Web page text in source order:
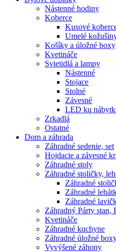
Nástenné hodiny
Koberce
Kusové
Umelé
Košíky a úložné boxy
Kvetináče
Svietidlá a lampy
Nástenné
Stojace
Stolné
Závesné
LED ku
Zrkadlá
Ostatné
Dom a záhrada
Záhradné sedenie, set
Hojdacie a závesné
Záhradné stoly
Záhradné stoličky,
Záhradné
Záhradné
Záhradné
Záhradný Párty stan,
Kvetináče
Záhradné kuchyne
Záhradné úložné
Vyvýšené záhony